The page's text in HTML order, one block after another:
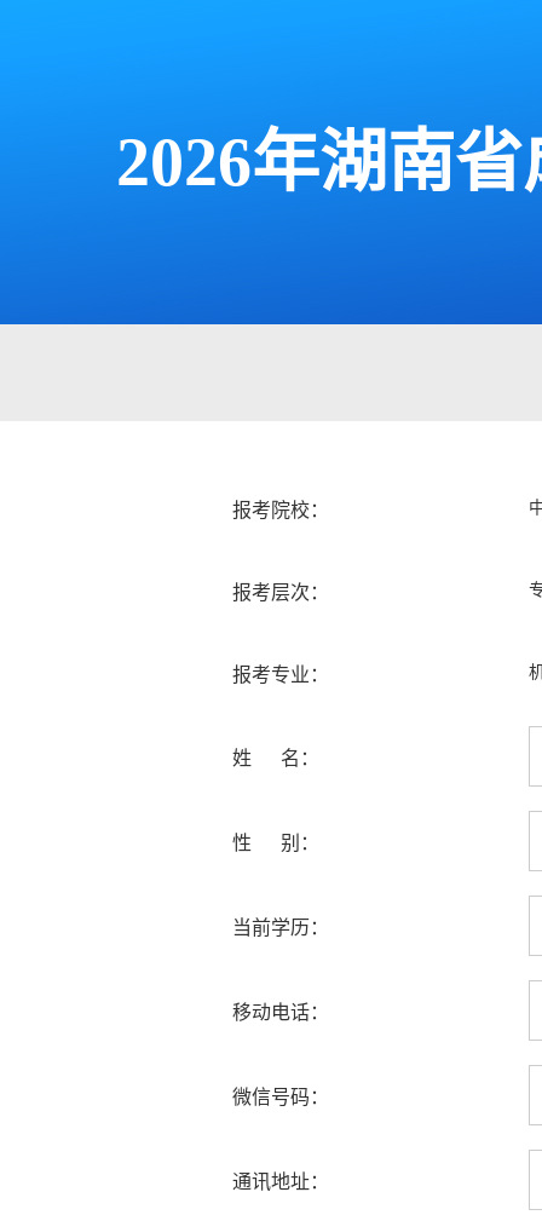
2026年湖南
报考院校：
报考层次：
报考专业：
姓 名：
性 别：
当前学历：
移动电话：
微信号码：
通讯地址：